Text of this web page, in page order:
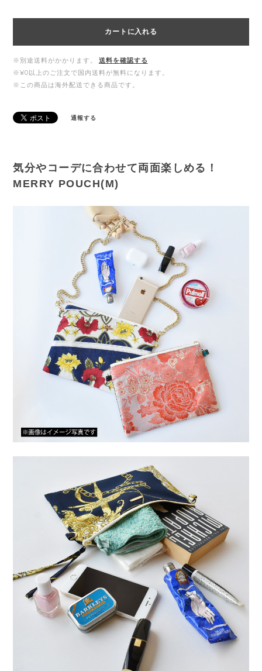
カートに入れる
※別途送料がかかります。
送料を確認する
※¥0以上のご注文で国内送料が無料になります。
※この商品は海外配送できる商品です。
通報する
気分やコーデに合わせて両面楽しめる！
MERRY POUCH(M)